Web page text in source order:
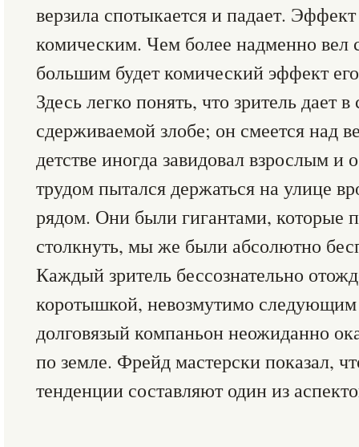
верзила спотыкается и падает.
комическим. Чем более надменно вел
большим будет комический эффект
Здесь легко понять, что зритель дает
сдерживаемой злобе; он смеется над
детстве иногда завидовал взрослым и
трудом пытался держаться на улице
рядом. Они были гигантами, которые
столкнуть, мы же были абсолютно
Каждый зритель бессознательно
коротышкой, невозмутимо следующим
долговязый компаньон неожиданно
по земле. Фрейд мастерски показал,
тенденции составляют один из